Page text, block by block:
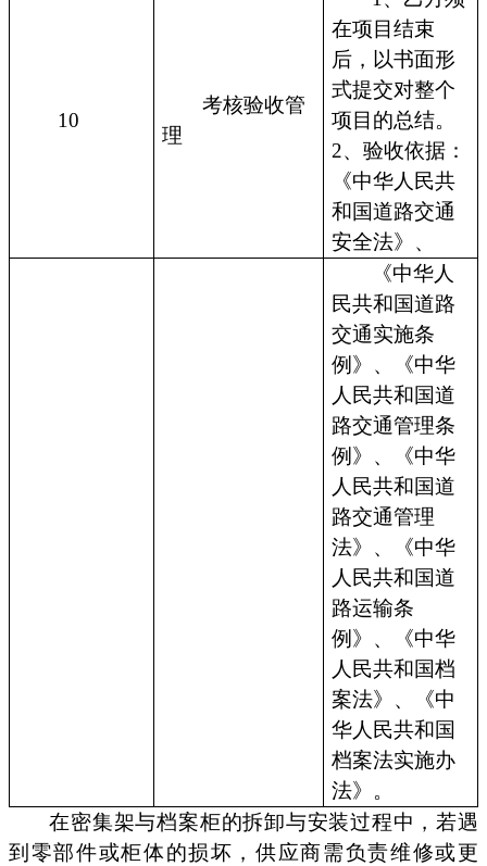
10
考核验收管
理
在项目结束
后，以书面形
式提交对整个
项目的总结。
2、验收依据：
《中华人民共
和国道路交通
安全法》、
《中华人
民共和国道路
交通实施条
例》、《中华
人民共和国道
路交通管理条
例》、《中华
人民共和国道
路交通管理
法》、《中华
人民共和国道
路运输条
例》、《中华
人民共和国档
案法》、《中
华人民共和国
档案法实施办
法》。
在密集架与档案柜的拆卸与安装过程中，若遇
到零部件或柜体的损坏，供应商需负责维修或更